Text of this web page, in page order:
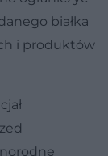
białka
i produktów